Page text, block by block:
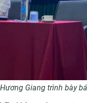
Giang trình bày